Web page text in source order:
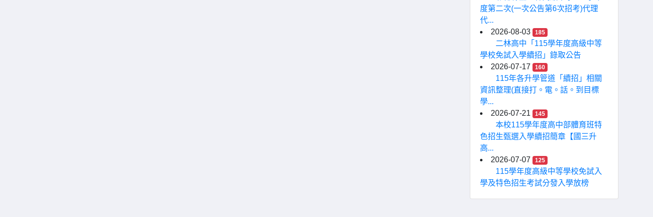
度第二次(一次公告第6次招考)代理
代...
2026-08-03
185
二林高中「115學年度高級中等
學校免試入學續招」錄取公告
2026-07-17
160
115年各升學管道「續招」相關
資訊整理(直接打。電。話。到目標
學...
2026-07-21
145
本校115學年度高中部體育班特
色招生甄選入學續招簡章【國三升
高...
2026-07-07
125
115學年度高級中等學校免試入
學及特色招生考試分發入學放榜